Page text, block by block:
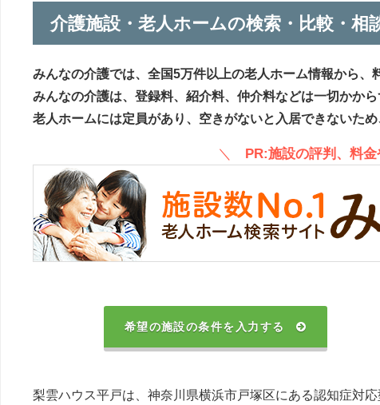
介護施設・老人ホームの検索・比較・相
みんなの介護では、全国5万件以上の老人ホーム情報から、
みんなの介護は、登録料、紹介料、仲介料などは一切かか
老人ホームには定員があり、空きがないと入居できないた
＼ PR:施設の評判、料金
希望の施設の条件を入力する
梨雲ハウス平戸は、神奈川県横浜市戸塚区にある認知症対